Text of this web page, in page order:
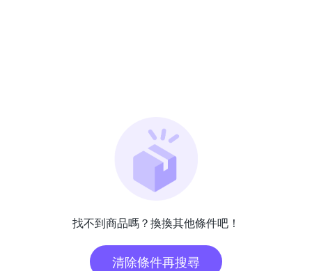
找不到商品嗎？換換其他條件吧！
清除條件再搜尋